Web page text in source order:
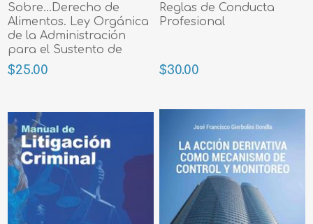
Sobre...Derecho de
Alimentos. Ley Orgánica
de la Administración
para el Sustento de
Menores
$25.00
Reglas de Conducta
Profesional
$30.00